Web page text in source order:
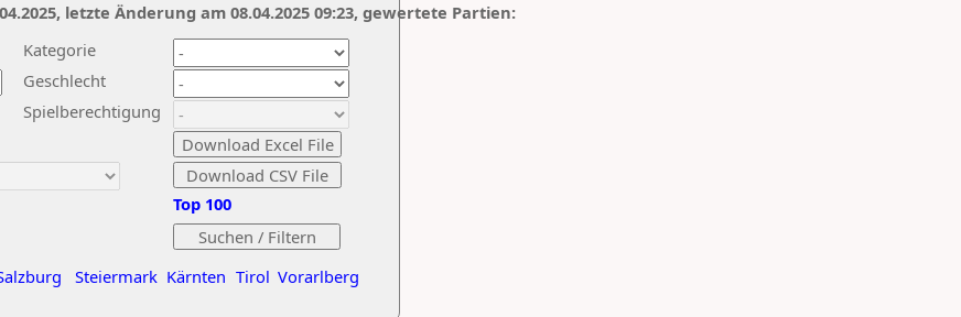
Kategorie
Geschlecht
Spielberechtigung
Steiermark Kärnten Tirol Vorarlberg
Top 100
letzte Änderung am 08.04.2025 09:23, gewertete Partien: